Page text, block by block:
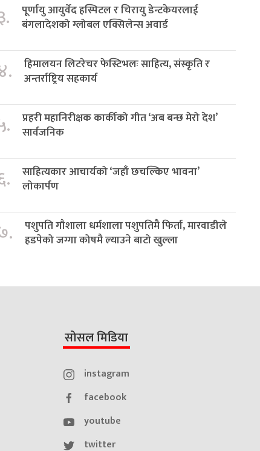
पूर्णायु आयुर्वेद हस्पिटल र चिरायु डेन्टकेयरलाई
बंगलादेशको ग्लोबल एक्सिलेन्स अवार्ड
हिमालयन लिटरेचर फेस्टिभलः साहित्य, संस्कृति र
अन्तर्राष्ट्रिय सहकार्य
प्रहरी महानिरीक्षक कार्कीको गीत ‘अब बन्छ मेरो देश’
सार्वजनिक
साहित्यकार आचार्यको ‘जहाँ छचल्किए भावना’
लोकार्पण
पशुपति गौशाला धर्मशाला पशुपतिमै फिर्ता, मारवाडीले
हडपेको जग्गा कोषमै ल्याउने बाटो खुल्ला
सोसल मिडिया
instagram
facebook
youtube
twitter